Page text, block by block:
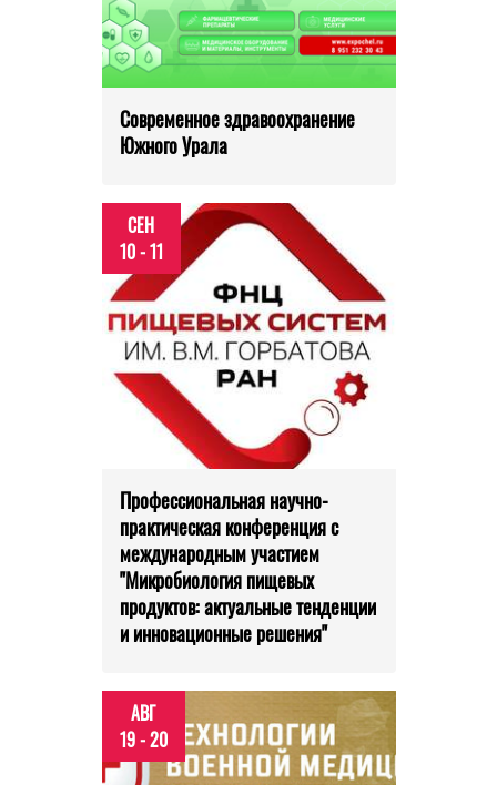
Современное здравоохранение
Южного Урала
СЕН
10 - 11
Профессиональная научно-
практическая конференция с
международным участием
"Микробиология пищевых
продуктов: актуальные тенденции
и инновационные решения"
АВГ
19 - 20